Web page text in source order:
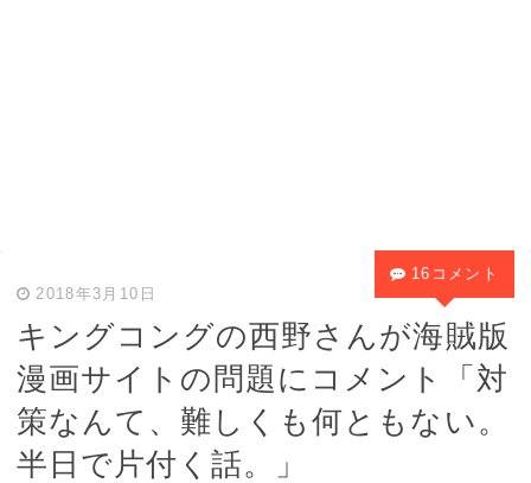
2018年3月10日
キングコングの西野さんが海賊版
漫画サイトの問題にコメント「対
策なんて、難しくも何ともない。
半日で片付く話。」
16コメント